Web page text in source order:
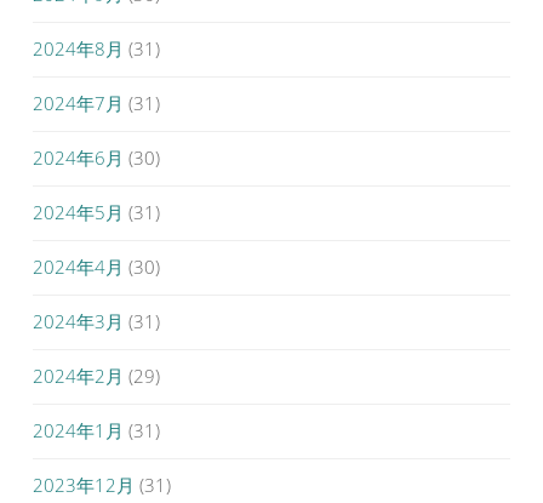
2024年8月 (31)
2024年7月 (31)
2024年6月 (30)
2024年5月 (31)
2024年4月 (30)
2024年3月 (31)
2024年2月 (29)
2024年1月 (31)
2023年12月 (31)